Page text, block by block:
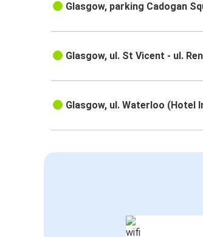
Glasgow, parking Cadogan
Glasgow, ul. St Vicent - ul.
Glasgow, ul. Waterloo (Hotel